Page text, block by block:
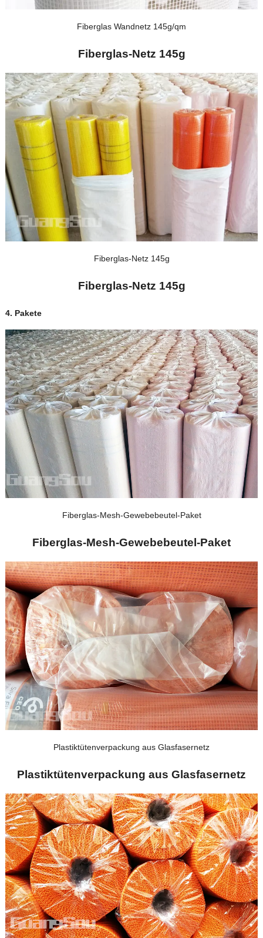
Fiberglas Wandnetz 145g/qm
Fiberglas-Netz 145g
Fiberglas-Netz 145g
Fiberglas-Netz 145g
4. Pakete
Fiberglas-Mesh-Gewebebeutel-Paket
Fiberglas-Mesh-Gewebebeutel-Paket
Plastiktütenverpackung aus Glasfasernetz
Plastiktütenverpackung aus Glasfasernetz